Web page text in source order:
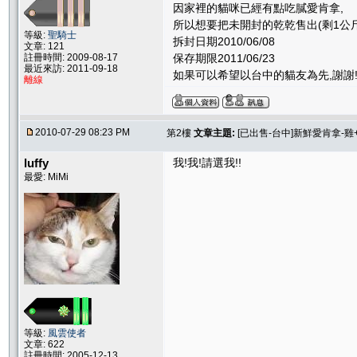
等級: 聖騎士
文章: 121
註冊時間: 2009-08-17
最近來訪: 2011-09-18
離線
因家裡的貓咪已經有點吃膩愛肯拿,
所以想要把未開封的乾乾售出(剩1公
拆封日期2010/06/08
保存期限2011/06/23
如果可以希望以台中的貓友為先,謝謝
2010-07-29 08:23 PM 第2樓 文章主題: [已出售-台中]新鮮愛肯拿-雞
luffy
最愛: MiMi
等級: 風雲使者
文章: 622
我!我!請選我!!